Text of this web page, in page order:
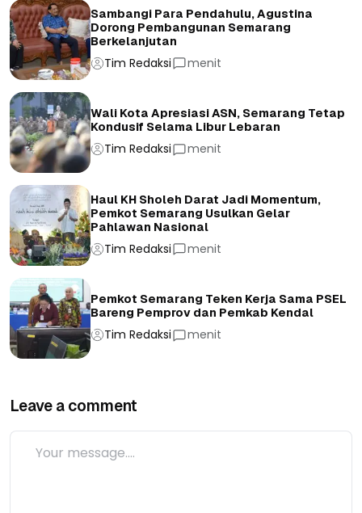
Sambangi Para Pendahulu, Agustina
Dorong Pembangunan Semarang
Berkelanjutan
Tim Redaksi menit
Wali Kota Apresiasi ASN, Semarang Tetap
Kondusif Selama Libur Lebaran
Tim Redaksi menit
Haul KH Sholeh Darat Jadi Momentum,
Pemkot Semarang Usulkan Gelar
Pahlawan Nasional
Tim Redaksi menit
Pemkot Semarang Teken Kerja Sama PSEL
Bareng Pemprov dan Pemkab Kendal
Tim Redaksi menit
Leave a comment